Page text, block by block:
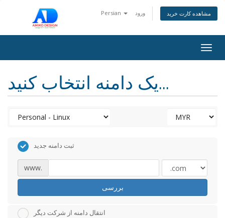
Persian ورود مشاهده کارت خرید
یک دامنه انتخاب کنید...
ثبت دامنه جدید
www.
بررسی
انتقال دامنه از شرکت دیگر